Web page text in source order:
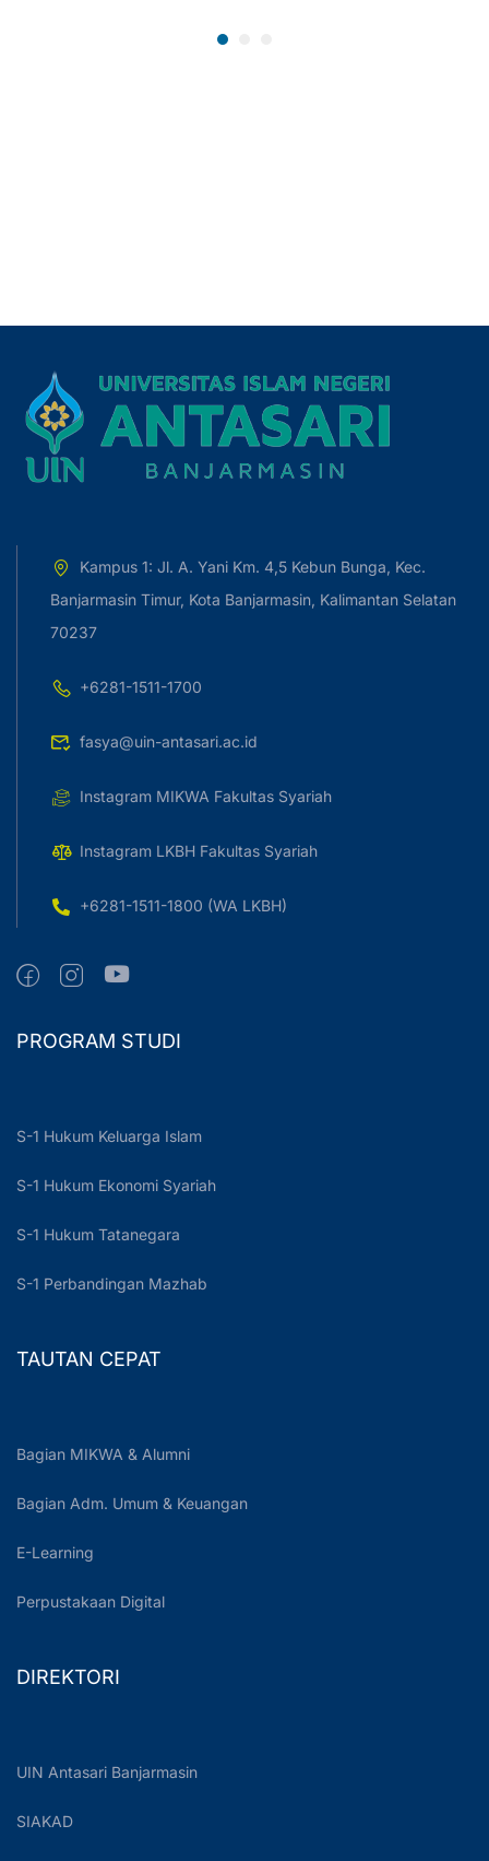
Kampus 1: Jl. A. Yani Km. 4,5 Kebun Bunga, Kec.
Banjarmasin Timur, Kota Banjarmasin, Kalimantan Selatan
70237
+6281-1511-1700
fasya@uin-antasari.ac.id
Instagram MIKWA Fakultas Syariah
Instagram LKBH Fakultas Syariah
+6281-1511-1800 (WA LKBH)
PROGRAM STUDI
S-1 Hukum Keluarga Islam
S-1 Hukum Ekonomi Syariah
S-1 Hukum Tatanegara
S-1 Perbandingan Mazhab
TAUTAN CEPAT
Bagian MIKWA & Alumni
Bagian Adm. Umum & Keuangan
E-Learning
Perpustakaan Digital
DIREKTORI
UIN Antasari Banjarmasin
SIAKAD